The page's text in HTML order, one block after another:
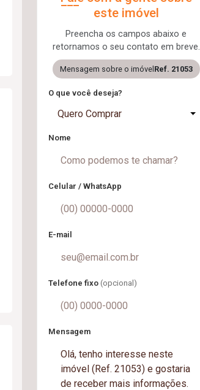
este imóvel
Preencha os campos abaixo e
retornamos o seu contato em breve.
Mensagem sobre o imóvel Ref. 21053
O que você deseja?
Quero Comprar
Nome
Celular / WhatsApp
E-mail
Telefone fixo (opcional)
Mensagem